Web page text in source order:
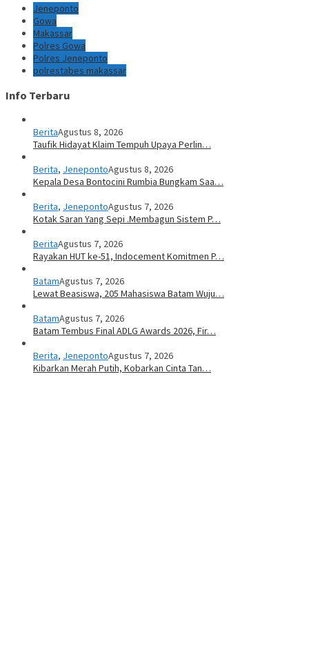
Jeneponto
Gowa
Makassar
Polres Gowa
Polres Jeneponto
polrestabes makassar
Info Terbaru
BeritaAgustus 8, 2026
Taufik Hidayat Klaim Tempuh Upaya Perlin…
Berita, JenepontoAgustus 8, 2026
Kepala Desa Bontocini Rumbia Bungkam Saa…
Berita, JenepontoAgustus 7, 2026
Kotak Saran Yang Sepi .Membagun Sistem P…
BeritaAgustus 7, 2026
Rayakan HUT ke-51, Indocement Komitmen P…
BatamAgustus 7, 2026
Lewat Beasiswa, 205 Mahasiswa Batam Wuju…
BatamAgustus 7, 2026
Batam Tembus Final ADLG Awards 2026, Fir…
Berita, JenepontoAgustus 7, 2026
Kibarkan Merah Putih, Kobarkan Cinta Tan…